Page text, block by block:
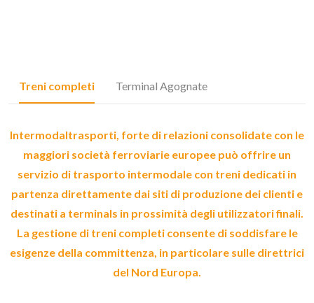
Treni completi Terminal Agognate
Intermodaltrasporti, forte di relazioni consolidate con le
maggiori società ferroviarie europee può offrire un
servizio di trasporto intermodale con treni dedicati in
partenza direttamente dai siti di produzione dei clienti e
destinati a terminals in prossimità degli utilizzatori finali.
La gestione di treni completiconsente di soddisfare le
esigenze della committenza, in particolare sulle direttrici
del Nord Europa.